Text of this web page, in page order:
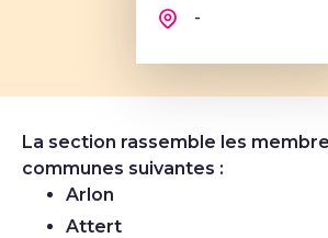
-
La section rassemble les
communes suivantes :
Arlon
Attert